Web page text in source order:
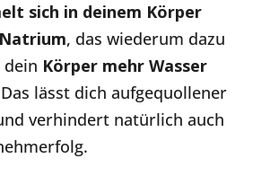
sich in deinem Körper
, das wiederum dazu
Körper mehr Wasser
lässt dich aufgequollener
verhindert natürlich auch